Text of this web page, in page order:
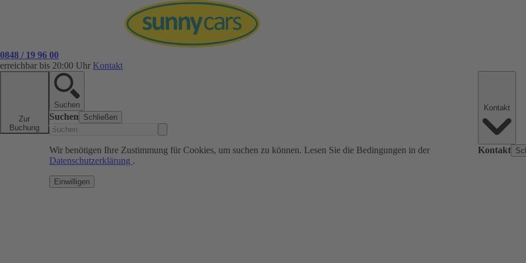
0848 / 19 96 00
erreichbar bis 20:00 Uhr Kontakt
Zur
Buchung
Suchen
Suchen Schließen
Wir benötigen Ihre Zustimmung für Cookies, um suchen zu können. Lesen Sie die Bedingungen in der
Datenschutzerklärung .
Einwilligen
Kontakt